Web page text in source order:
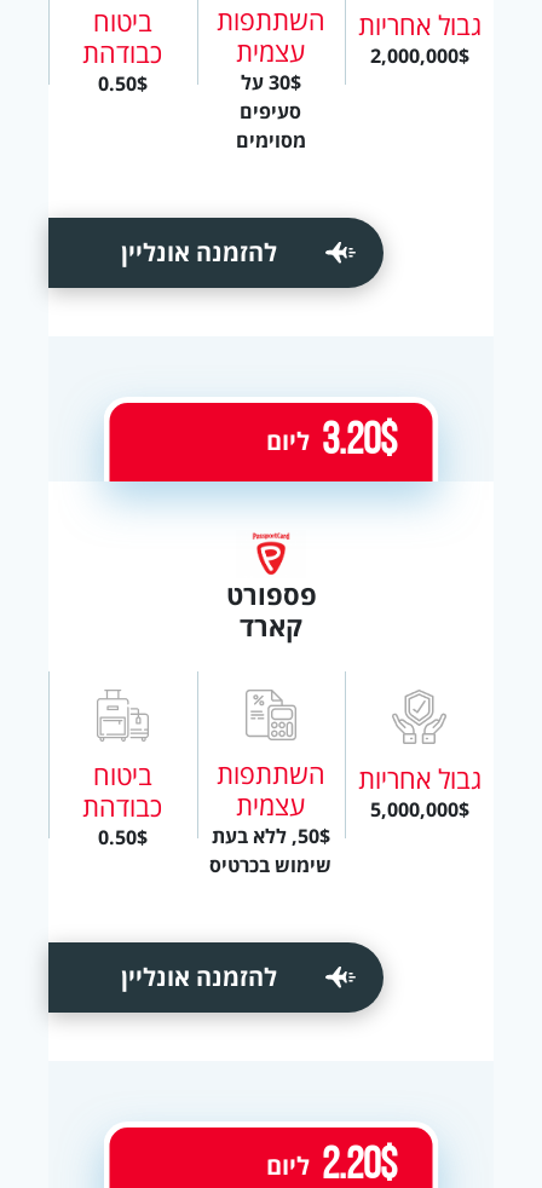
גבול אחריות
2,000,000$
השתתפות
עצמית
30$ על
סעיפים
מסוימים
ביטוח
כבודהת
0.50$
להזמנה אונליין
פספורט
קארד
גבול אחריות
5,000,000$
השתתפות
עצמית
50$, ללא בעת
שימוש בכרטיס
ביטוח
כבודהת
0.50$
3.20$ ליום
להזמנה אונליין
2.20$ ליום